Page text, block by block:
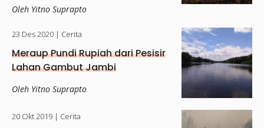
Oleh Yitno Suprapto
23 Des 2020 | Cerita
Meraup Pundi Rupiah dari Pesisir
Lahan Gambut Jambi
Oleh Yitno Suprapto
20 Okt 2019 | Cerita